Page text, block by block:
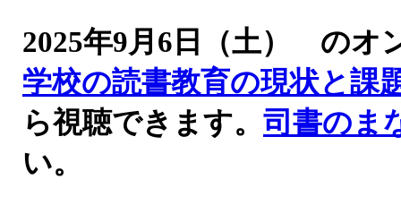
2025年9月6日（土） の
学校の読書教育の現状と課
ら視聴できます。 司書のま
い。